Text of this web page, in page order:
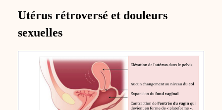
Utérus rétroversé et douleurs
sexuelles